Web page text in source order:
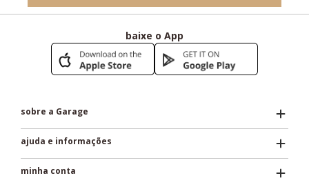
baixe o App
sobre a Garage
ajuda e informações
minha conta